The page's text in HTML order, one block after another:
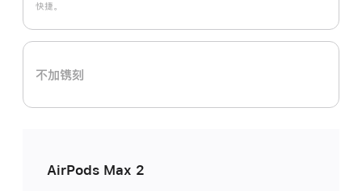
快捷。
不加镌刻
AirPods Max 2